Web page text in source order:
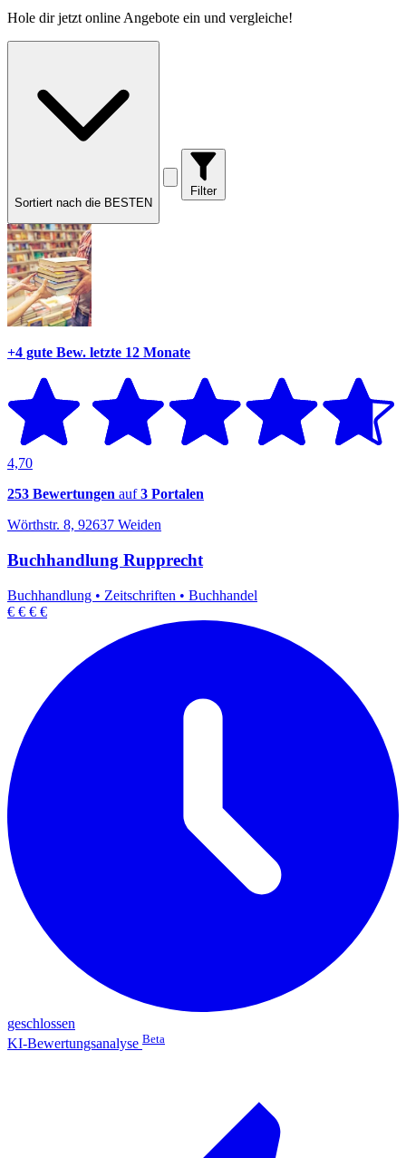
Hole dirjetzt online Angebote ein und vergleiche!
Sortiert nach die BESTEN
Filter
+4 gute Bew. letzte 12 Monate
4,70
253 Bewertungen auf3 Portalen
Wörthstr. 8, 92637 Weiden
Buchhandlung Rupprecht
Buchhandlung • Zeitschriften • Buchhandel
€ € € €
geschlossen
KI-Bewertungsanalyse Beta